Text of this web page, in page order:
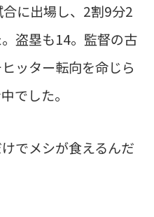
に出場し、2割9分2
盗塁も14。監督の古
ッター転向を命じら
でした。
でメシが食えるんだ